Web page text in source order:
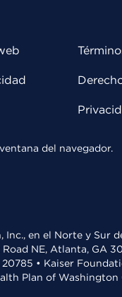
del navegador.
en el Norte y
NE, Atlanta, GA
• Kaiser
Plan of Washington